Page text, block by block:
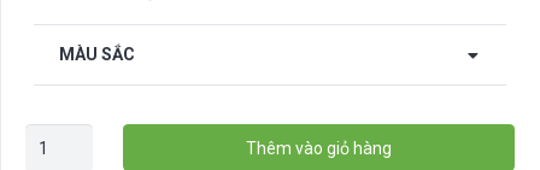
MÀU SẮC
Decal
Thêm vào giỏ hàng